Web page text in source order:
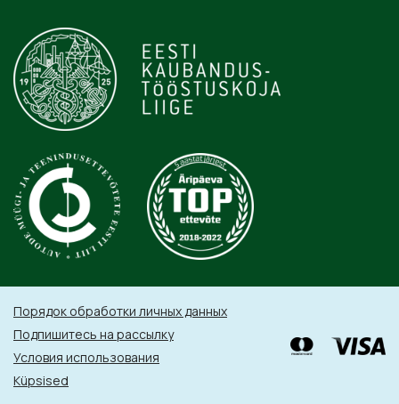
Порядок обработки личных данных
Подпишитесь на рассылку
Условия использования
Küpsised